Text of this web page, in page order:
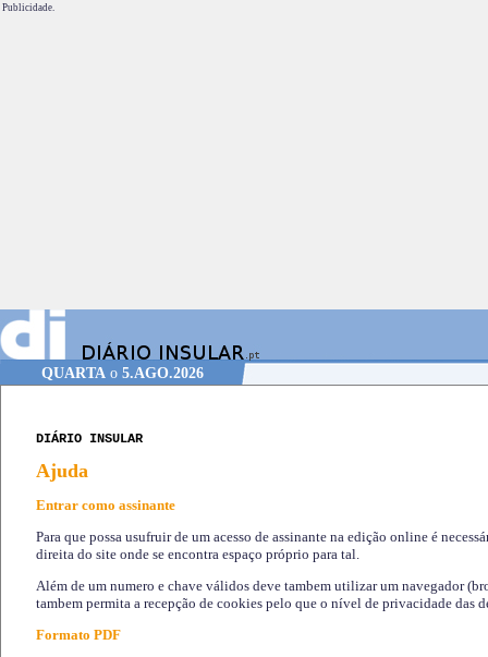
Publicidade.
QUARTA o 5.AGO.2026
DIÁRIO INSULAR
Ajuda
Entrar como assinante
Para que possa usufruir de um acesso de assinante na edição online é
direita do site onde se encontra espaço próprio para tal.
Além de um numero e chave válidos deve tambem utilizar um navegador
tambem permita a recepção de cookies pelo que o nível de privacidade das
Formato PDF